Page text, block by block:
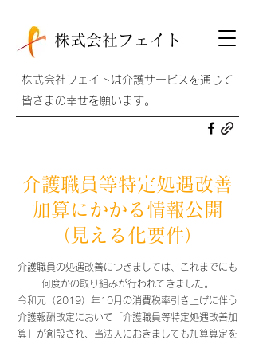
株式会社フェイト
株式会社フェイトは介護サービスを通じて
皆さまの幸せを願います。
介護職員等特定処遇改善
加算にかかる情報公開
（見える化要件）
介護職員の処遇改善につきましては、これまでにも
何度かの取り組みが行われてきました。
令和元（2019）年10月の消費税率引き上げに伴う
介護報酬改定において「介護職員等特定処遇改善加
算」が創設され、当法人におきましても加算算定を